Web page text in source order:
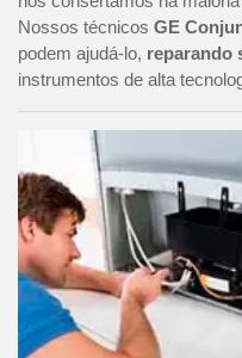
Nossos técnicos GE
podem ajudá-lo, reparando
instrumentos de alta